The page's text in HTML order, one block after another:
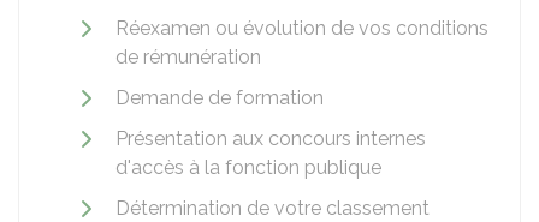
Réexamen ou évolution de vos conditions
de rémunération
Demande de formation
Présentation aux concours internes
d'accès à la fonction publique
Détermination de votre classement